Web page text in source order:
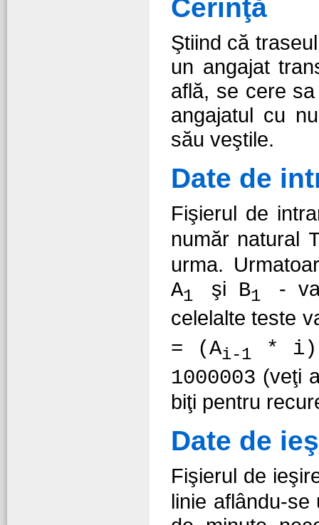
Cerinţă
Ştiind că
un angajat
află, se cere
angajatul cu
său veştile.
Date de
Fişierul de
număr natural
urma.
A1 şi B1
-
celelalte teste
= (Ai-1
* i)
1000003 (veţi
biţi pentru
Date de
Fişierul de
linie aflându-